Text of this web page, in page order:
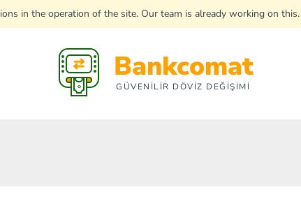
in the operation of the site. Our team is already working on
Bankcomat
GÜVENİLİR DÖVİZ DEĞİŞİMİ